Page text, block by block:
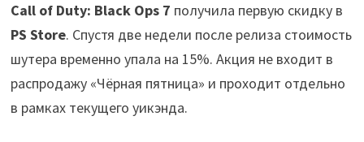
Call of Duty: Black Ops 7 получила первую скидку в
PS Store. Спустя две недели после релиза стоимость
шутера временно упала на 15%. Акция не входит в
распродажу «Чёрная пятница» и проходит отдельно
в рамках текущего уикэнда.